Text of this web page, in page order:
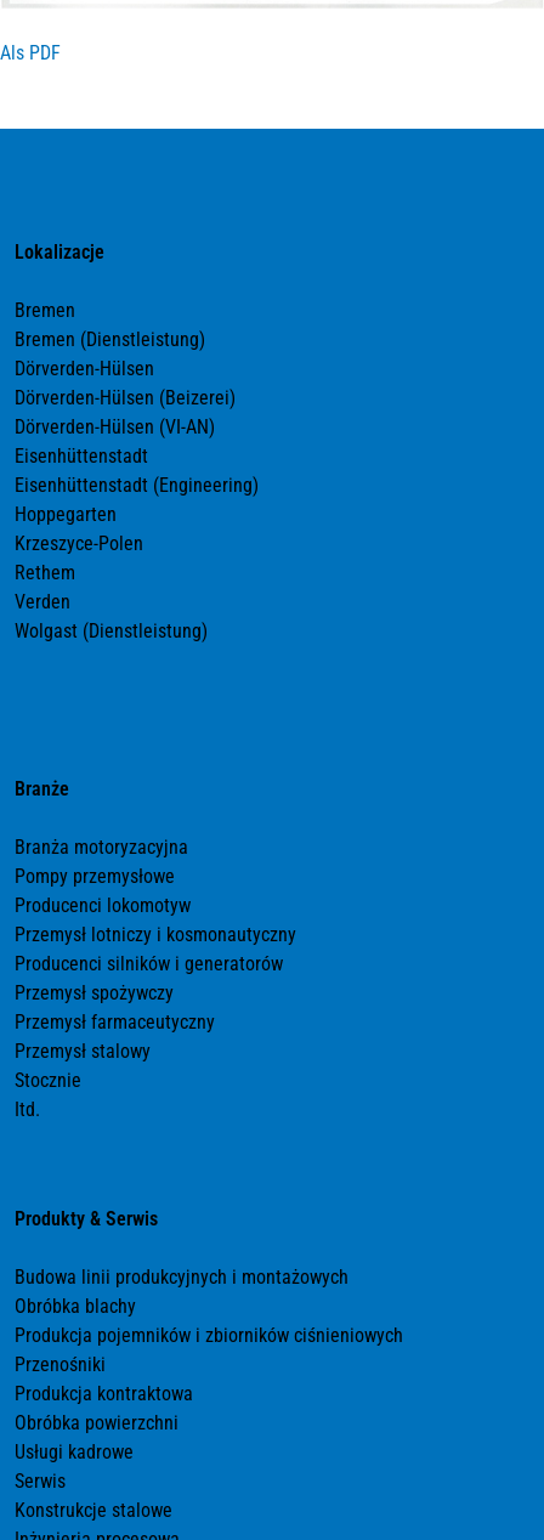
Als PDF
Lokalizacje
Bremen
Bremen (Dienstleistung)
Dörverden-Hülsen
Dörverden-Hülsen (Beizerei)
Dörverden-Hülsen (VI-AN)
Eisenhüttenstadt
Eisenhüttenstadt (Engineering)
Hoppegarten
Krzeszyce-Polen
Rethem
Verden
Wolgast (Dienstleistung)
Branże
Branża motoryzacyjna
Pompy przemysłowe
Producenci lokomotyw
Przemysł lotniczy i kosmonautyczny
Producenci silników i generatorów
Przemysł spożywczy
Przemysł farmaceutyczny
Przemysł stalowy
Stocznie
Itd.
Produkty & Serwis
Budowa linii produkcyjnych i montażowych
Obróbka blachy
Produkcja pojemników i zbiorników ciśnieniowych
Przenośniki
Produkcja kontraktowa
Obróbka powierzchni
Usługi kadrowe
Serwis
Konstrukcje stalowe